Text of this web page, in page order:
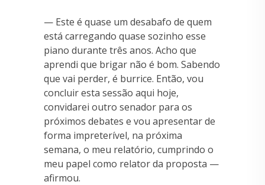
— Este é quase um desabafo de quem
está carregando quase sozinho esse
piano durante três anos. Acho que
aprendi que brigar não é bom. Sabendo
que vai perder, é burrice. Então, vou
concluir esta sessão aqui hoje,
convidarei outro senador para os
próximos debates e vou apresentar de
forma impreterível, na próxima
semana, o meu relatório, cumprindo o
meu papel como relator da proposta —
afirmou.